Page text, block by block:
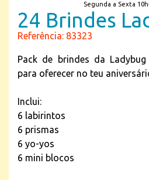
Segunda a Sexta
24 Brindes
Referência: 83323
Pack de brindes da
para oferecer no teu
Inclui:
6 labirintos
6 prismas
6 yo-yos
6 mini blocos